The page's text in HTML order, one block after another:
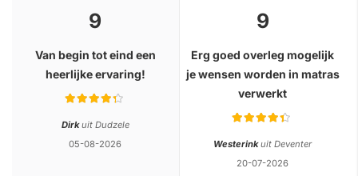
9
Van begin tot eind een
heerlijke ervaring!
Rating:
Dirkuit Dudzele
05-08-2026
9
Erg goed overleg mogelijk
je wensen worden in matras
verwerkt
Rating:
Westerinkuit Deventer
20-07-2026